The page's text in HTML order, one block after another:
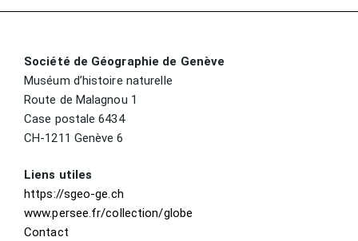
Société de Géographie de Genève
Muséum d’histoire naturelle
Route de Malagnou 1
Case postale 6434
CH-1211 Genève 6
Liens utiles
https://sgeo-ge.ch
www.persee.fr/collection/globe
Contact